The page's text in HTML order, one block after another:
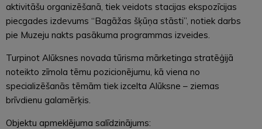
aktivitāšu organizēšanā, tiek veidots stacijas ekspozīcijas
piecgades izdevums “Bagāžas šķūņa stāsti”, notiek darbs
pie Muzeju nakts pasākuma programmas izveides.
Turpinot Alūksnes novada tūrisma mārketinga stratēģijā
noteikto zīmola tēmu pozicionējumu, kā viena no
specializēšanās tēmām tiek izcelta Alūksne – ziemas
brīvdienu galamērķis.
Objektu apmeklējuma salīdzinājums: